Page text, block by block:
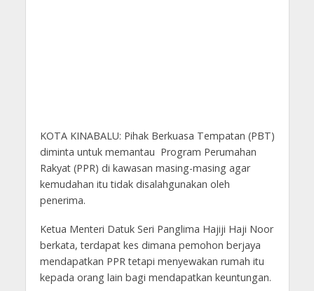
KOTA KINABALU: Pihak Berkuasa Tempatan (PBT)
diminta untuk memantau Program Perumahan
Rakyat (PPR) di kawasan masing-masing agar
kemudahan itu tidak disalahgunakan oleh
penerima.
Ketua Menteri Datuk Seri Panglima Hajiji Haji Noor
berkata, terdapat kes dimana pemohon berjaya
mendapatkan PPR tetapi menyewakan rumah itu
kepada orang lain bagi mendapatkan keuntungan.